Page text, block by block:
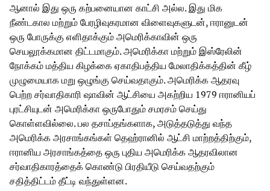
ஆனால் இது ஒரு கற்பனையான காட்சி அல்ல. இது மிக
நீண்டகால மற்றும் பேரழிவுகரமான விளைவுகளுடன், ஈரானுடன்
ஒரு போருக்கு எளிதாக்கும் அமெரிக்காவின் ஒரு
செயலூக்கமான திட்டமாகும். அமெரிக்கா மற்றும் இஸ்ரேலின்
நோக்கம் மத்திய கிழக்கை ஏகாதிபத்திய மேலாதிக்கத்தின் கீழ்
முழுமையாக மறு ஒழுங்கு செய்வதாகும். அமெரிக்க ஆதரவு
பெற்ற சர்வாதிகாரி ஷாவின் ஆட்சியை அகற்றிய 1979 ஈரானியப்
புரட்சியுடன் அமெரிக்கா ஒருபோதும் சமரசம் செய்து
கொள்ளவில்லை. பல தசாப்தங்களாக, அடுத்தடுத்து வந்த
அமெரிக்க அரசாங்கங்கள் தெஹ்ரானில் ஆட்சி மாற்றத்திற்கும்,
ஈரானிய அரசாங்கத்தை ஒரு புதிய அமெரிக்க ஆதரவிலான
சர்வாதிகாரத்தைக் கொண்டு பிரதியீடு செய்வதற்கும்
சதித்திட்டம் தீட்டி வந்துள்ளன.